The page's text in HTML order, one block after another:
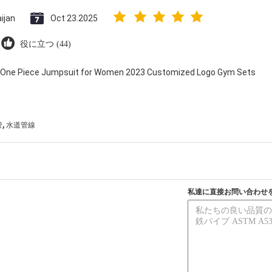
Oct 23.2025
役に立つ (44)
Piece Jumpsuit for Women 2023 Customized Logo Gym Sets
, 水道管線
私達に直接お問い合わせ